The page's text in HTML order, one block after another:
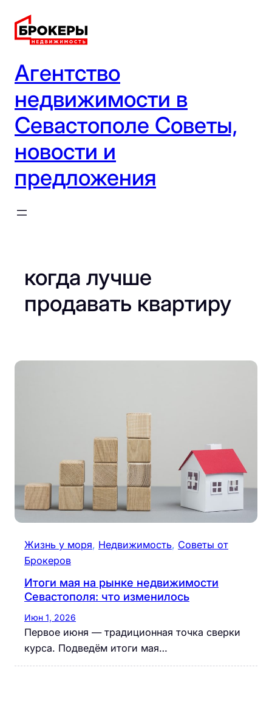
Перейти
содержимому
Агентство
недвижимости в
Севастополе Советы,
новости и
предложения
когда лучше
продавать квартиру
Жизнь у моря, Недвижимость, Советы от
Брокеров
Итоги мая на рынке недвижимости
Севастополя: что изменилось
Июн 1, 2026
Первое июня — традиционная точка сверки
курса. Подведём итоги мая…